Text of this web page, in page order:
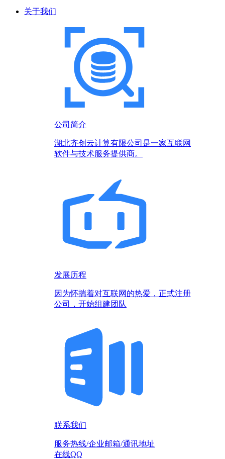
关于我们
公司简介
湖北齐创云计算有限公司是一家互联网
软件与技术服务提供商。
发展历程
因为怀揣着对互联网的热爱，正式注册
公司，开始组建团队
联系我们
服务热线/企业邮箱/通讯地址
在线QQ